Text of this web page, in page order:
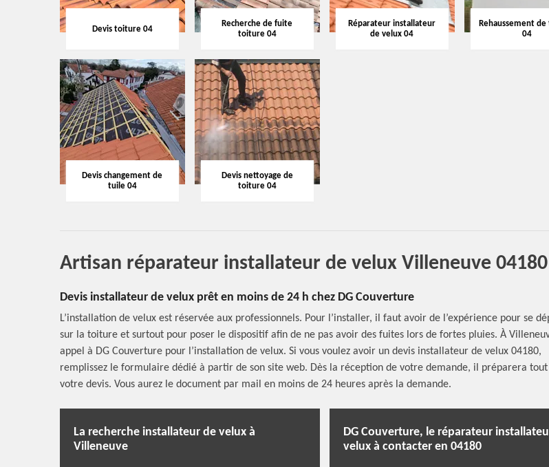
Devis toiture 04
Recherche de fuite
toiture 04
Réparateur installateur
de velux 04
Rehaussement
04
Devis changement de
tuile 04
Devis nettoyage de
toiture 04
Artisan réparateur installateur de velux Villeneuve 04180
Devis installateur de velux prêt en moins de 24 h chez DG Couverture
L’installation de velux est réservée aux professionnels. Pour l’installer, il faut avoir de l’expérience pour se
sur la toiture et surtout pour poser le dispositif afin de ne pas avoir des fuites lors de fortes pluies. À
appel à DG Couverture pour l’installation de velux. Si vous voulez avoir un devis installateur de velux 04180,
remplissez le formulaire dédié à partir de son site web. Dès la réception de votre demande, il préparera
votre devis. Vous aurez le document par mail en moins de 24 heures après la demande.
La recherche installateur de velux à
Villeneuve
DG Couverture, le réparateur
velux à contacter en 04180